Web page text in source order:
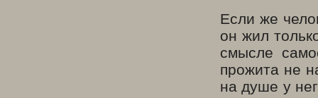
Если же
он жил
смысле
прожита не
на душе у